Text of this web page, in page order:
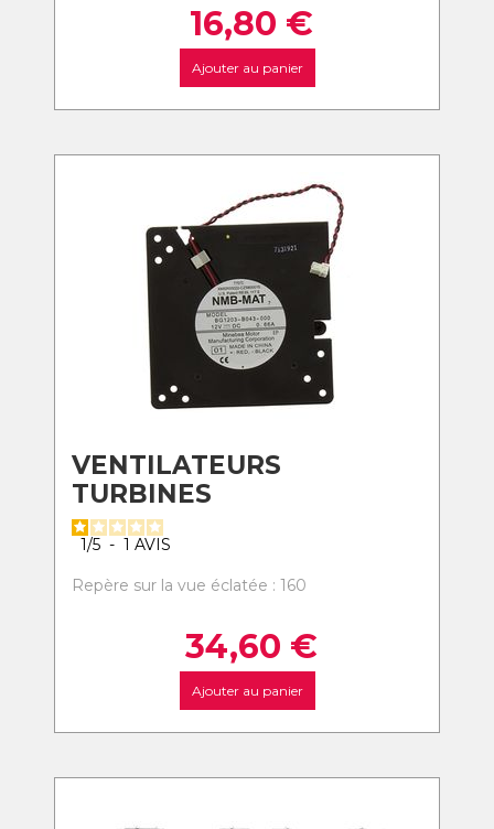
16,80 €
Ajouter au panier
VENTILATEURS
TURBINES
1/5 - 1 AVIS
Repère sur la vue éclatée : 160
34,60 €
Ajouter au panier